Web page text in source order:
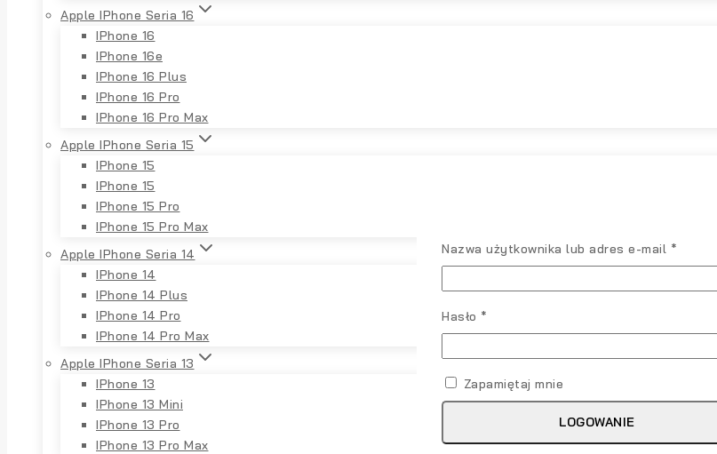
Apple IPhone Seria 16
IPhone 16
IPhone 16e
IPhone 16 Plus
IPhone 16 Pro
IPhone 16 Pro Max
Apple IPhone Seria 15
IPhone 15
IPhone 15
IPhone 15 Pro
IPhone 15 Pro Max
Apple IPhone Seria 14
IPhone 14
IPhone 14 Plus
IPhone 14 Pro
IPhone 14 Pro Max
Apple IPhone Seria 13
IPhone 13
IPhone 13 Mini
IPhone 13 Pro
IPhone 13 Pro Max
Nazwa użytkownika lub adres e-mail *
Hasło *
Zapamiętaj mnie
LOGOWANIE